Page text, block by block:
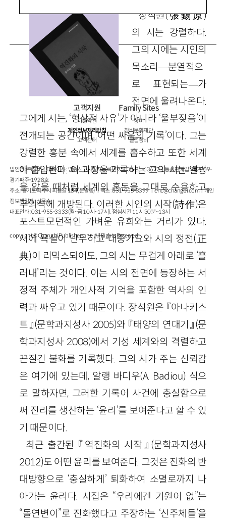
장석원(張錫原)
의 시는 강렬하다.
그의 시에는 시인의
목소리—분열적으
로 표현되는—가
전면에 울려나온다.
그에게 시는, ‘형상적 사유’가 아니라 ‘울부짖음’이
전개되는 공간이며 ‘어떤 싸움의 기록’이다. 그는
강렬한 흥분 속에서 세계를 흡수하고 또한 세계
에 흡입된다. 이 과정을 기록하는 그의 시는 열병
을 앓을 때처럼 세계의 혼돈을 그대로 수용하고
무의식에 개방된다. 이러한 시인의 시작(詩作)은
포스트모던적인 가벼운 유희와는 거리가 있다.
시에 욕설이 난무하고 대중가요와 시의 정전(正
典)이 리믹스되어도, 그의 시는 무겁게 아래로 ‘흘
러내’리는 것이다. 이는 시의 전면에 등장하는 서
정적 주체가 개인사적 기억을 포함한 역사의 인
력과 싸우고 있기 때문이다. 장석원은 『아나키스
트』(문학과지성사 2005)와 『태양의 연대기』(문
학과지성사 2008)에서 기성 세계와의 격렬하고
끈질긴 불화를 기록했다. 그의 시가 주는 신뢰감
은 여기에 있는데, 알랭 바디우(A. Badiou) 식으
로 말하자면, 그러한 기록이 사건에 충실함으로
써 진리를 생산하는 ‘윤리’를 보여준다고 할 수 있
기 때문이다.
최근 출간된 『역진화의 시작』 (문학과지성사
2012)도 어떤 윤리를 보여준다. 그것은 진화의 반
대방향으로 ‘충실하게’ 퇴화하여 소멸로까지 나
아가는 윤리다. 시집은 “우리에겐 기원이 없”는
“돌연변이”로 진화했다고 주장하는 ‘신주체들’을
고객지원
이용약관
개인정보처리방침
고객센터
Family Sites
창비
창비문화재단
클럽창비
법인명 : ㈜창비ㅣ대표이사 : 염종선ㅣ사업자등록번호 : 105-81-63672ㅣ통신판매업 : 제 2009-
경기파주-1928호
주소 : 경기도 파주시 회동길 184(문발동)ㅣ팩스 : 031-955-3399 ㅣcnc@changbi.comㅣ개인
정보책임자 : 신문수
대표전화 : 031-955-3333(월~금 10시~17시), 점심시간 11시 30분~13시
copyright © Changbi Publishers, inc. All Rights Reserved.